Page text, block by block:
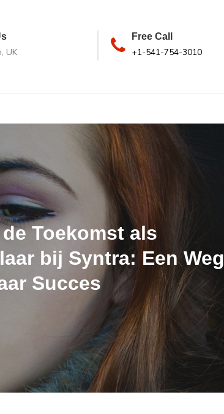
UK
Free Call
+1-541-754-3010
Toekomst als
bij Syntra: Een Weg
Succes